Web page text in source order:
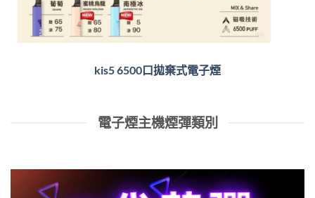
kis5 6500口拋棄式電子煙
電子煙主機煙彈類別